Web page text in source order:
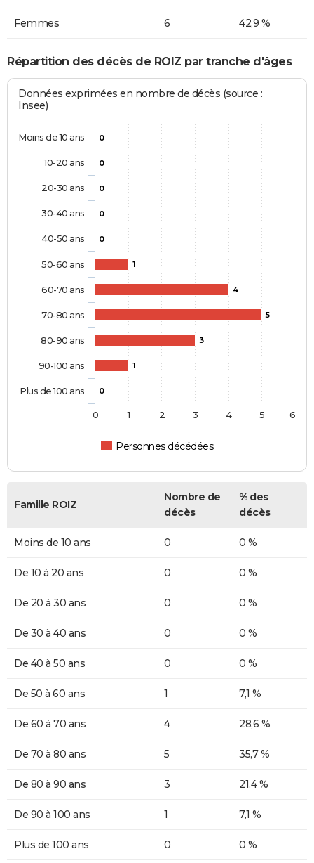
Femmes 6 42,9 %
Répartition des décès de ROIZ par tranche d'âges
Données exprimées en nombre de décès (source :
Insee)
0
0
0
0
0
1
4
5
3
1
0
Personnes décédées
Moins de 10 ans
10-20 ans
20-30 ans
30-40 ans
40-50 ans
50-60 ans
60-70 ans
70-80 ans
80-90 ans
90-100 ans
Plus de 100 ans
0 1 2 3 4 5 6
Famille ROIZ
Nombre de
décès
% des
décès
Moins de 10 ans 0 0 %
De 10 à 20 ans 0 0 %
De 20 à 30 ans 0 0 %
De 30 à 40 ans 0 0 %
De 40 à 50 ans 0 0 %
De 50 à 60 ans 1 7,1 %
De 60 à 70 ans 4 28,6 %
De 70 à 80 ans 5 35,7 %
De 80 à 90 ans 3 21,4 %
De 90 à 100 ans 1 7,1 %
Plus de 100 ans 0 0 %